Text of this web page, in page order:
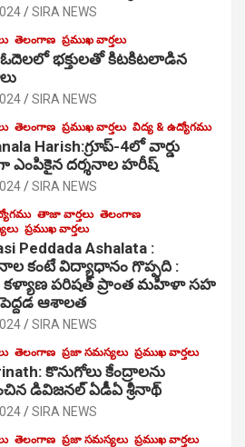
SIRA NEWS
తెలంగాణ ప్రముఖ వార్తలు
ఓదెల‌లో భక్తులతో కిటకిటలాడిన
SIRA NEWS
తెలంగాణ ప్రముఖ వార్తలు విద్య & ఉద్యోగము
Harish:గ్రూప్-4లో వార్డు
ఎంపికైన దర్శనాల హరీష్
SIRA NEWS
తాజా వార్తలు తెలంగాణ
ప్రముఖ వార్తలు
Peddada Ashalata :
కంటే విద్యాధానం గొప్పది :
పరిషత్ ప్రాంత మహిళా సహ
పెద్దడ ఆశాలత
SIRA NEWS
తెలంగాణ ప్రజా సమస్యలు ప్రముఖ వార్తలు
కొనుగోలు కేంద్రాల‌ను
డివిజనల్ ఏడీఏ శ్రీనాథ్
SIRA NEWS
తెలంగాణ ప్రజా సమస్యలు ప్రముఖ వార్తలు